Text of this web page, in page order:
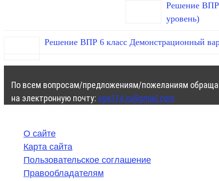
Решение ВПР
уровень)
Решение ВПР 6 класс Демонстрационный
По всем вопросам/предложениям/пожеланиям
на электронную почту: ege314.ru@gmail.com
О сайте
Карта сайта
Пользовательское соглашение
Правообладателям